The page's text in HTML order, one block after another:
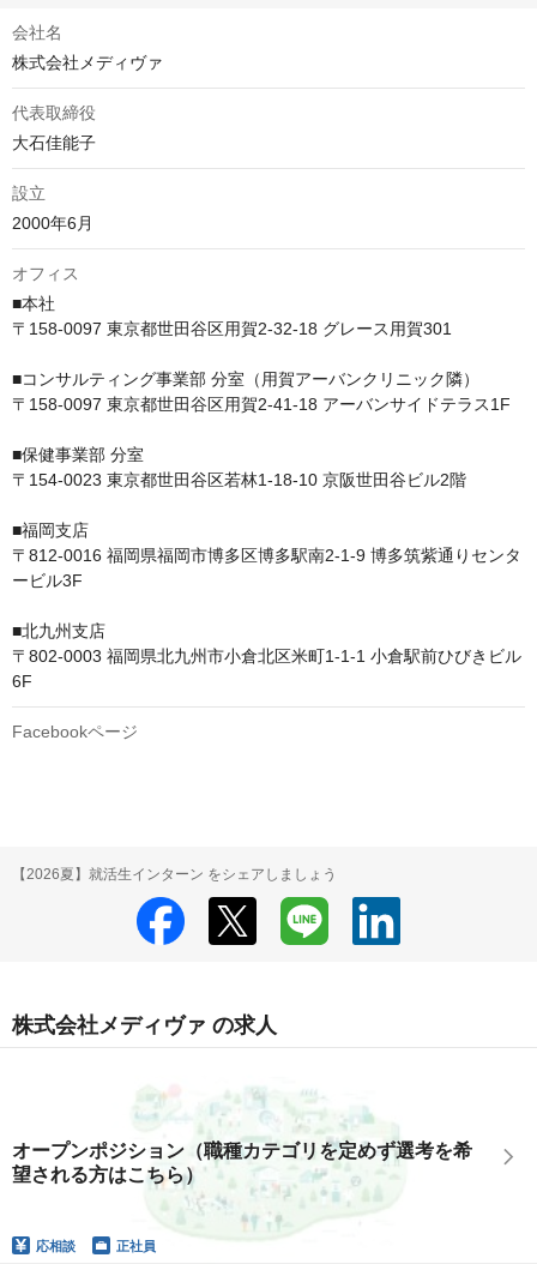
会社名
株式会社メディヴァ
代表取締役
大石佳能子
設立
2000年6月
オフィス
■本社
〒158-0097 東京都世田谷区用賀2-32-18 グレース用賀301
■コンサルティング事業部 分室（用賀アーバンクリニック隣）
〒158-0097 東京都世田谷区用賀2-41-18 アーバンサイドテラス1F
■保健事業部 分室
〒154-0023 東京都世田谷区若林1-18-10 京阪世田谷ビル2階
■福岡支店
〒812-0016 福岡県福岡市博多区博多駅南2-1-9 博多筑紫通りセンタ
ービル3F
■北九州支店
〒802-0003 福岡県北九州市小倉北区米町1-1-1 小倉駅前ひびきビル
6F
Facebookページ
【2026夏】就活生インターン をシェアしましょう
株式会社メディヴァ の求人
オープンポジション（職種カテゴリを定めず選考を希
望される方はこちら）
応相談 正社員